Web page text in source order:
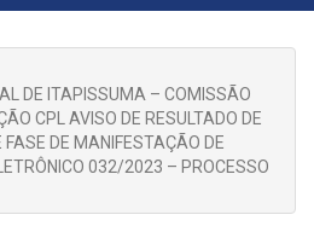
DE ITAPISSUMA – COMISSÃO
CPL AVISO DE RESULTADO DE
FASE DE MANIFESTAÇÃO DE
032/2023 – PROCESSO